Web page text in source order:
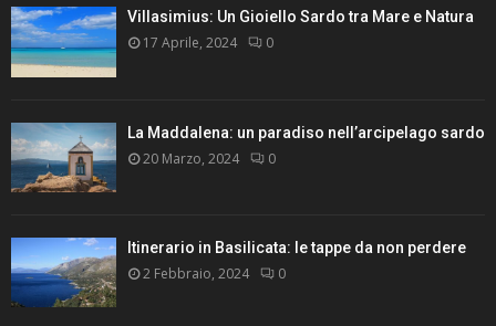
Villasimius: Un Gioiello Sardo tra Mare e Natura
17 Aprile, 2024 0
La Maddalena: un paradiso nell’arcipelago sardo
20 Marzo, 2024 0
Itinerario in Basilicata: le tappe da non perdere
2 Febbraio, 2024 0